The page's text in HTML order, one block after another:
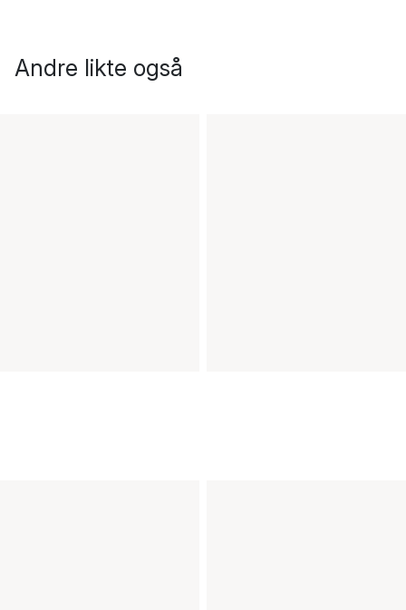
Andre likte også